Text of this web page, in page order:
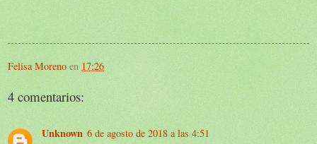
Felisa Moreno en 17:26
4 comentarios:
Unknown 6 de agosto de 2018 a las 4:51